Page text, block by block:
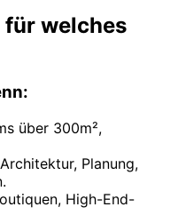
für welches
über 300m²,
Architektur, Planung,
High-End-